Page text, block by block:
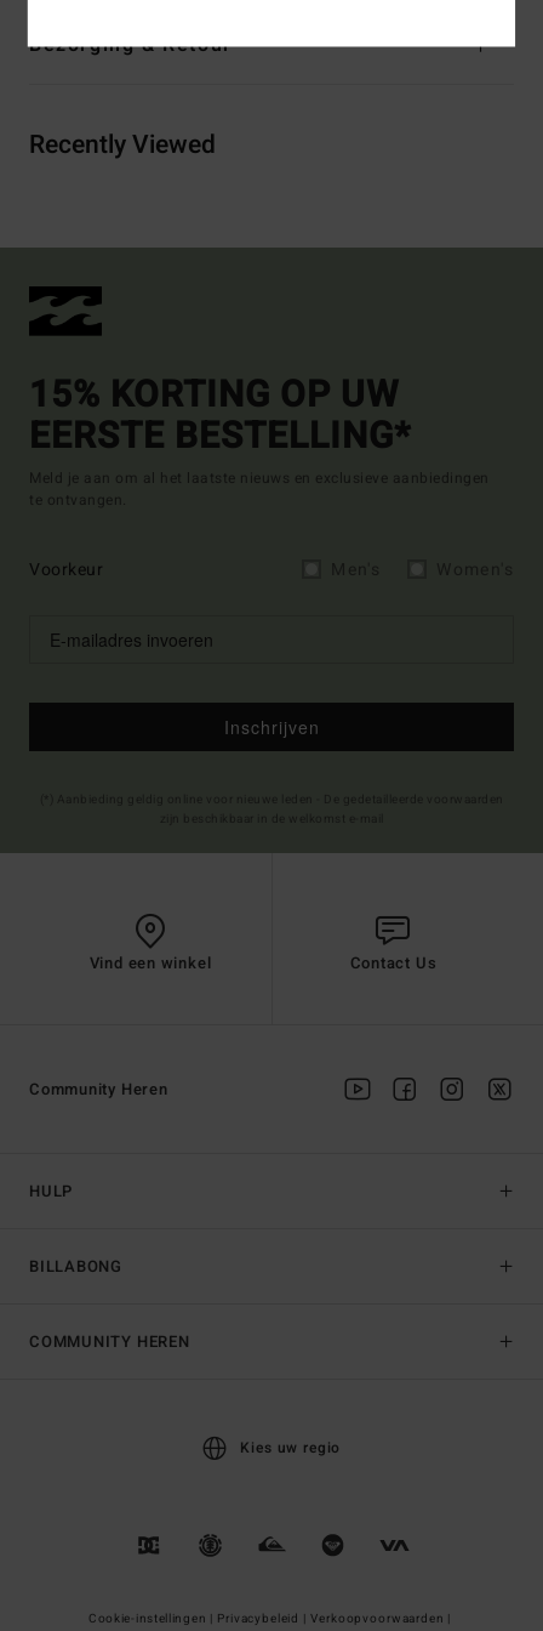
Bezorging & Retour
Recently Viewed
15% KORTING OP UW
EERSTE BESTELLING*
Meld je aan om al het laatste nieuws en exclusieve aanbiedingen
te ontvangen.
Voorkeur
Inschrijven
Vind een winkel Contact Us
HULP
BILLABONG
Community Heren
COMMUNITY HEREN
Kies uw regio
Cookie-instellingen | Privacybeleid | Verkoopvoorwaarden |